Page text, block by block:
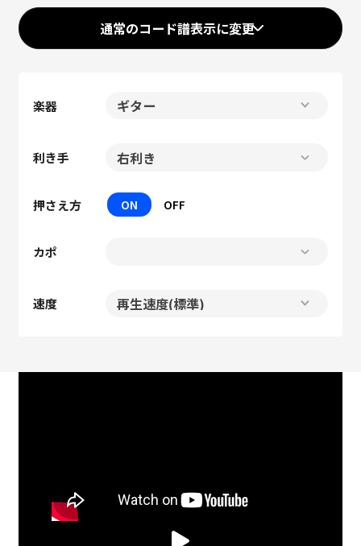
Mute
通常のコード譜表示に変更
楽器
利き手
押さえ方 ON OFF
カポ
速度